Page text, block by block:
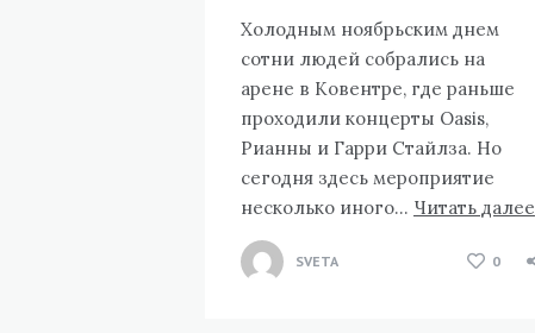
Холодным ноябрьским днем ​​
сотни людей собрались на
арене в Ковентре, где раньше
проходили концерты Oasis,
Рианны и Гарри Стайлза. Но
сегодня здесь мероприятие
несколько иного… Читать далее
SVETA 0